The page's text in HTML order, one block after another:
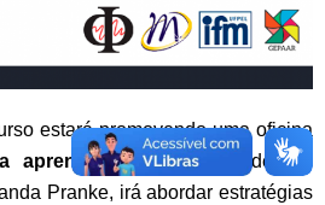
estará promovendo uma oficina
aprendizagem. A atividade, de
Pranke, irá abordar estratégias